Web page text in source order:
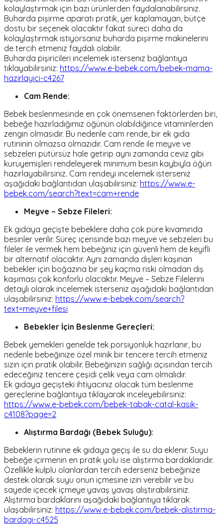
kolaylaştırmak için bazı ürünlerden faydalanabilirsiniz.
Buharda pişirme aparatı pratik, yer kaplamayan, bütçe
dostu bir seçenek olacaktır fakat süreci daha da
kolaylaştırmak istiyorsanız buharda pişirme makinelerini
de tercih etmeniz faydalı olabilir.
Buharda pişiricileri incelemek isterseniz bağlantıya
tıklayabilirsiniz: https://www.e-bebek.com/bebek-mama-
hazirlayici-c4267
Cam Rende:
Bebek beslenmesinde en çok önemsenen faktörlerden biri,
bebeğe hazırladığımız öğünün olabildiğince vitaminlerden
zengin olmasıdır. Bu nedenle cam rende, bir ek gıda
rutininin olmazsa olmazıdır. Cam rende ile meyve ve
sebzeleri pütürsüz hale getirip aynı zamanda ceviz gibi
kuruyemişleri rendeleyerek minimum besin kaybıyla öğün
hazırlayabilirsiniz. Cam rendeyi incelemek isterseniz
aşağıdaki bağlantıdan ulaşabilirsiniz: https://www.e-
bebek.com/search?text=cam+rende
Meyve – Sebze Fileleri:
Ek gıdaya geçişte bebeklere daha çok püre kıvamında
besinler verilir. Süreç içerisinde bazı meyve ve sebzeleri bu
fileler ile vermek hem bebeğiniz için güvenli hem de keyifli
bir alternatif olacaktır. Aynı zamanda dişleri kaşınan
bebekler için boğazına bir şey kaçma riski olmadan diş
kaşıması çok konforlu olacaktır. Meyve – Sebze Filelerini
detaylı olarak incelemek isterseniz aşağıdaki bağlantıdan
ulaşabilirsiniz: https://www.e-bebek.com/search?
text=meyve+filesi
Bebekler İçin Beslenme Gereçleri:
Bebek yemekleri genelde tek porsiyonluk hazırlanır, bu
nedenle bebeğinize özel minik bir tencere tercih etmeniz
sizin için pratik olabilir. Bebeğinizin sağlığı açısından tercih
edeceğiniz tencere çeşidi çelik veya cam olmalıdır.
Ek gıdaya geçişteki ihtiyacınız olacak tüm beslenme
gereçlerine bağlantıya tıklayarak inceleyebilirsiniz:
https://www.e-bebek.com/bebek-tabak-catal-kasik-
c4108?page=2
Alıştırma Bardağı (Bebek Suluğu):
Bebeklerin rutinine ek gıdaya geçiş ile su da eklenir. Suyu
bebeğe içirmenin en pratik yolu ise alıştırma bardaklarıdır.
Özellikle kulplu olanlardan tercih ederseniz bebeğinize
destek olarak suyu onun içmesine izin verebilir ve bu
sayede içecek içmeye yavaş yavaş alıştırabilirsiniz.
Alıştırma bardaklarını aşağıdaki bağlantıya tıklarak
ulaşabilirsiniz: https://www.e-bebek.com/bebek-alistirma-
bardagi-c4525